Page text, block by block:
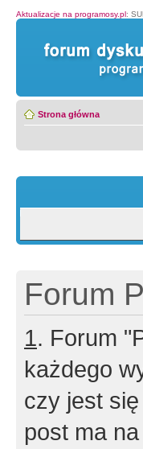
Aktualizacje na programosy.pl:
Strona główna
Forum
1. Forum
każdego
czy jest
post ma